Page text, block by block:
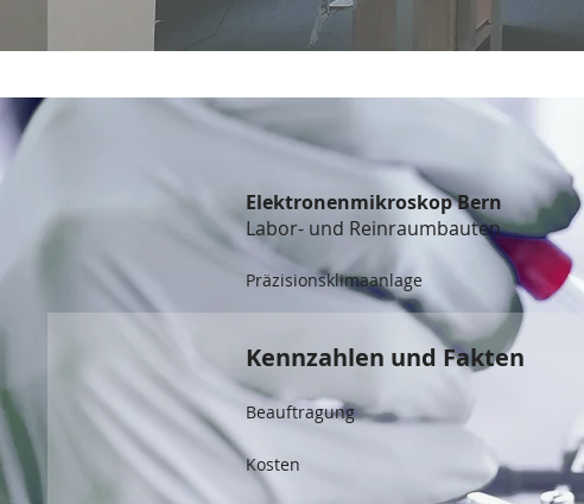
Elektronenmikroskop Bern
Labor- und Reinraumbauten
Präzisionsklimaanlage
Beauftragung
Kosten
Kennzahlen und Fakten